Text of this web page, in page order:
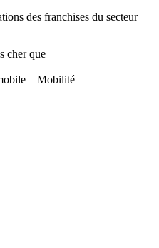
des franchises du secteur
cher que
– Mobilité